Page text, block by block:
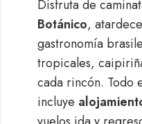
Disfruta de
Botánico,
gastronomía
tropicales,
cada rincón. Todo
incluye